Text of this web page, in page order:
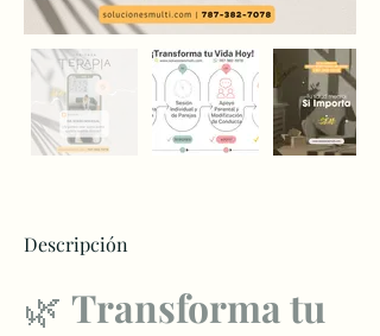
Descripción
🌿 Transforma tu